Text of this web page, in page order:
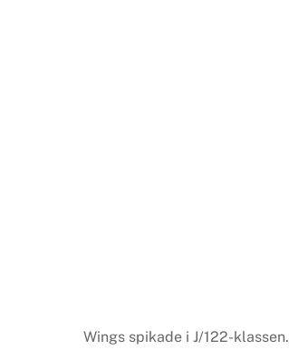
Wings spikade i J/122-klassen.